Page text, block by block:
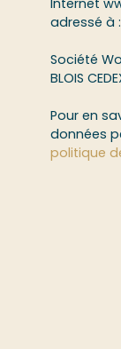
Internet
adressé à :
Société
BLOIS
Pour en
données
politique